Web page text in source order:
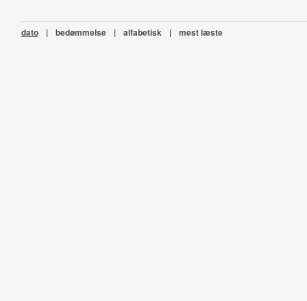
dato | bedømmelse | alfabetisk | mest læste